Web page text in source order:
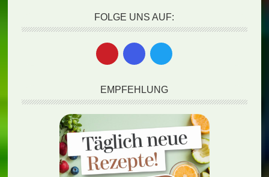
FOLGE UNS AUF:
EMPFEHLUNG